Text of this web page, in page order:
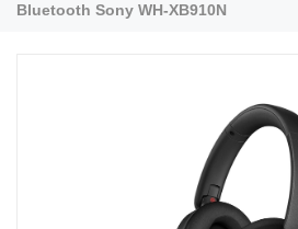
Bluetooth Sony WH-XB910N